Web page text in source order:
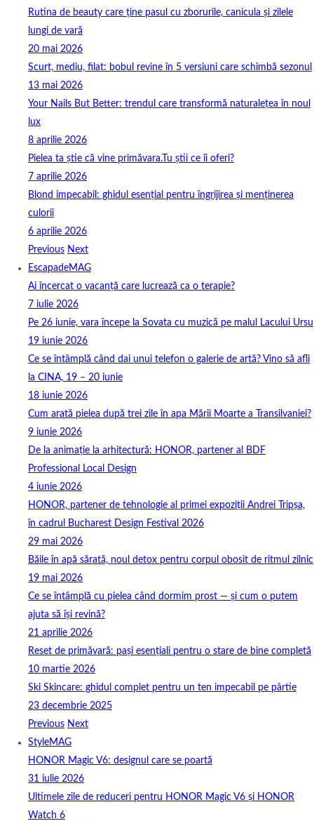
Rutina de beauty care ține pasul cu zborurile, canicula și zilele
lungi de vară
20 mai 2026
Scurt, mediu, filat: bobul revine în 5 versiuni care schimbă sezonul
13 mai 2026
Your Nails But Better: trendul care transformă naturalețea în noul
lux
8 aprilie 2026
Pielea ta știe că vine primăvara.Tu știi ce îi oferi?
7 aprilie 2026
Blond impecabil: ghidul esențial pentru îngrijirea și menținerea
culorii
6 aprilie 2026
Previous Next
EscapadeMAG
Ai încercat o vacanță care lucrează ca o terapie?
7 iulie 2026
Pe 26 iunie, vara începe la Sovata cu muzică pe malul Lacului Ursu
19 iunie 2026
Ce se întâmplă când dai unui telefon o galerie de artă? Vino să afli
la CINA, 19 – 20 iunie
18 iunie 2026
Cum arată pielea după trei zile în apa Mării Moarte a Transilvaniei?
9 iunie 2026
De la animație la arhitectură: HONOR, partener al BDF
Professional Local Design
4 iunie 2026
HONOR, partener de tehnologie al primei expoziții Andrei Tripșa,
în cadrul Bucharest Design Festival 2026
29 mai 2026
Băile în apă sărată, noul detox pentru corpul obosit de ritmul zilnic
19 mai 2026
Ce se întâmplă cu pielea când dormim prost — și cum o putem
ajuta să își revină?
21 aprilie 2026
Reset de primăvară: pași esențiali pentru o stare de bine completă
10 martie 2026
Ski Skincare: ghidul complet pentru un ten impecabil pe pârtie
23 decembrie 2025
Previous Next
StyleMAG
HONOR Magic V6: designul care se poartă
31 iulie 2026
Ultimele zile de reduceri pentru HONOR Magic V6 și HONOR
Watch 6